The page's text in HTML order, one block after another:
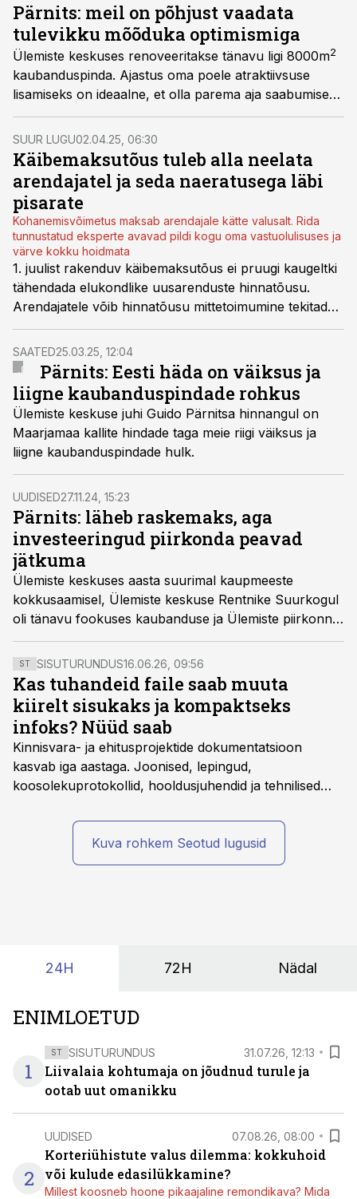
Pärnits: meil on põhjust vaadata
tulevikku mõõduka optimismiga
Ülemiste keskuses renoveeritakse tänavu ligi 8000m2
kaubanduspinda. Ajastus oma poele atraktiivsuse
lisamiseks on ideaalne, et olla parema aja saabumiseks
kohe valmis, märgib Ülemiste keskuse juht Guido
Pärnits.
SUUR LUGU02.04.25, 06:30
Käibemaksutõus tuleb alla neelata
arendajatel ja seda naeratusega läbi
pisarate
Kohanemisvõimetus maksab arendajale kätte valusalt. Rida
tunnustatud eksperte avavad pildi kogu oma vastuolulisuses ja
värve kokku hoidmata
1. juulist rakenduv käibemaksutõus ei pruugi kaugeltki
tähendada elukondlike uusarenduste hinnatõusu.
Arendajatele võib hinnatõusu mittetoimumine tekitada
tõsiseid väljakutseid. Soovmõtlemisest kumab läbi
karmi prognoosi realiseerumine.
SAATED25.03.25, 12:04
Pärnits: Eesti häda on väiksus ja
liigne kaubanduspindade rohkus
Ülemiste keskuse juhi Guido Pärnitsa hinnangul on
Maarjamaa kallite hindade taga meie riigi väiksus ja
liigne kaubanduspindade hulk.
UUDISED27.11.24, 15:23
Pärnits: läheb raskemaks, aga
investeeringud piirkonda peavad
jätkuma
Ülemiste keskuses aasta suurimal kaupmeeste
kokkusaamisel, Ülemiste keskuse Rentnike Suurkogul
oli tänavu fookuses kaubanduse ja Ülemiste piirkonna
tulevikuväljakutsed, milleks on inimeste ostujõu
taastamine ning ligipääs linna ühele kiiremini kasvavale
piirkonnale ja riigi tähtsaimale transpordisõlmele.
ST SISUTURUNDUS16.06.26, 09:56
Kas tuhandeid faile saab muuta
kiirelt sisukaks ja kompaktseks
infoks? Nüüd saab
Kinnisvara- ja ehitusprojektide dokumentatsioon
kasvab iga aastaga. Joonised, lepingud,
koosolekuprotokollid, hooldusjuhendid ja tehnilised
ning lõpuks on tükk tegu, et üldse aru saada, kus
midagi asub. Ent see kõik saab tehisintellekti abiga olla
kordades lihtsam.
Kuva rohkem Seotud lugusid
24H 72H Nädal
ENIMLOETUD
1
ST SISUTURUNDUS 31.07.26, 12:13
Liivalaia kohtumaja on jõudnud turule ja
ootab uut omanikku
2
UUDISED 07.08.26, 08:00
Korteriühistute valus dilemma: kokkuhoid
või kulude edasilükkamine?
Millest koosneb hoone pikaajaline remondikava? Mida